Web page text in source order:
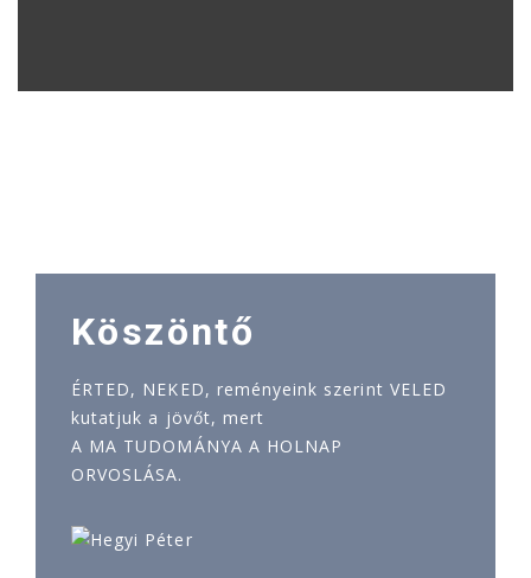
Köszöntő
ÉRTED, NEKED, reményeink szerint VELED
kutatjuk a jövőt, mert
A MA TUDOMÁNYA A HOLNAP
ORVOSLÁSA.